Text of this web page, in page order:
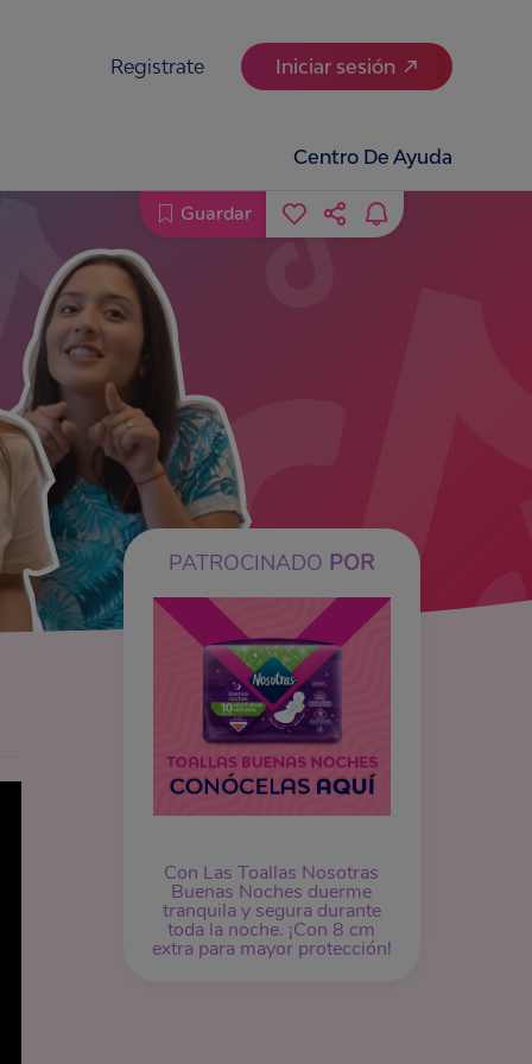
Registrate Iniciar sesión
Centro De Ayuda
PATROCINADO POR
Con Las Toallas Nosotras
Buenas Noches duerme
tranquila y segura durante
toda la noche. ¡Con 8 cm
extra para mayor protección!
Guardar